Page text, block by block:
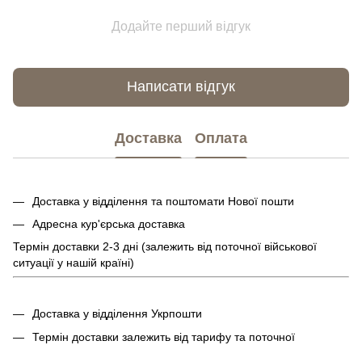
Додайте перший відгук
Написати відгук
Доставка Оплата
Доставка у відділення та поштомати Нової пошти
Адресна кур'єрська доставка
Термін доставки 2-3 дні (залежить від поточної військової
ситуації у нашій країні)
Доставка у відділення Укрпошти
Термін доставки залежить від тарифу та поточної